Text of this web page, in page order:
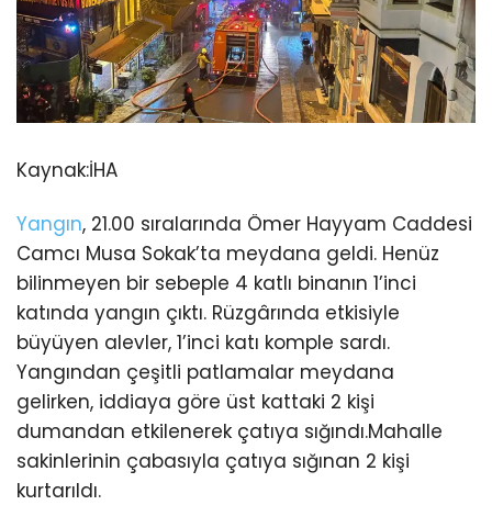
Kaynak:İHA
Yangın, 21.00 sıralarında Ömer Hayyam Caddesi
Camcı Musa Sokak’ta meydana geldi. Henüz
bilinmeyen bir sebeple 4 katlı binanın 1’inci
katında yangın çıktı. Rüzgârında etkisiyle
büyüyen alevler, 1’inci katı komple sardı.
Yangından çeşitli patlamalar meydana
gelirken, iddiaya göre üst kattaki 2 kişi
dumandan etkilenerek çatıya sığındı.Mahalle
sakinlerinin çabasıyla çatıya sığınan 2 kişi
kurtarıldı.